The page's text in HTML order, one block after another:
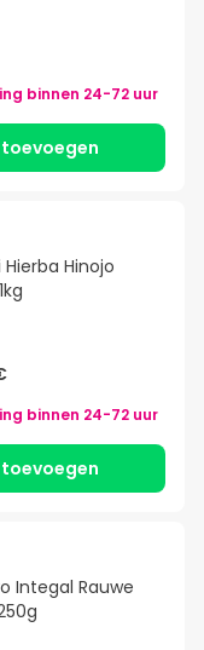
binnen 24-72 uur
toevoegen
Hinojo
binnen 24-72 uur
toevoegen
Integal Rauwe